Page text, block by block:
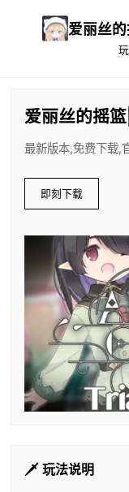
爱丽丝
爱丽丝的摇
最新版本,免费下载,
即刻下载
🗡️ 玩法说明